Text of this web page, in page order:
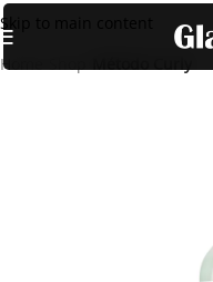
Skip to main content
Home